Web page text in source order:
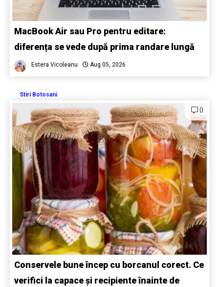
MacBook Air sau Pro pentru editare:
diferența se vede după prima randare lungă
Estera Vicoleanu Aug 05, 2026
Stiri Botosani
0
Conservele bune încep cu borcanul corect. Ce
verifici la capace și recipiente înainte de